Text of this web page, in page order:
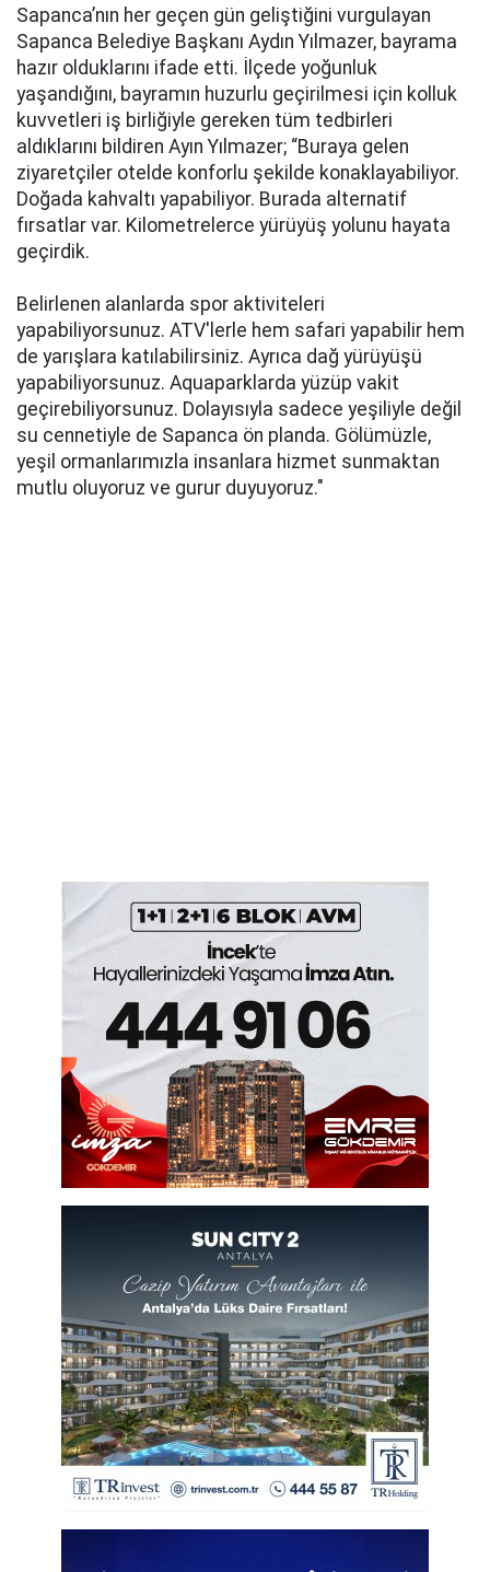
Sapanca’nın her geçen gün geliştiğini vurgulayan
Sapanca Belediye Başkanı Aydın Yılmazer, bayrama
hazır olduklarını ifade etti. İlçede yoğunluk
yaşandığını, bayramın huzurlu geçirilmesi için kolluk
kuvvetleri iş birliğiyle gereken tüm tedbirleri
aldıklarını bildiren Ayın Yılmazer; “Buraya gelen
ziyaretçiler otelde konforlu şekilde konaklayabiliyor.
Doğada kahvaltı yapabiliyor. Burada alternatif
fırsatlar var. Kilometrelerce yürüyüş yolunu hayata
geçirdik.
Belirlenen alanlarda spor aktiviteleri
yapabiliyorsunuz. ATV'lerle hem safari yapabilir hem
de yarışlara katılabilirsiniz. Ayrıca dağ yürüyüşü
yapabiliyorsunuz. Aquaparklarda yüzüp vakit
geçirebiliyorsunuz. Dolayısıyla sadece yeşiliyle değil
su cennetiyle de Sapanca ön planda. Gölümüzle,
yeşil ormanlarımızla insanlara hizmet sunmaktan
mutlu oluyoruz ve gurur duyuyoruz."